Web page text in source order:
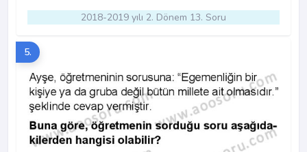
2018-2019 yılı 2. Dönem 13. Soru
5.